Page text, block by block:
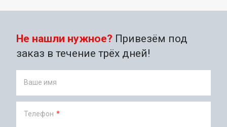
Не нашли нужное? Привезём под
заказ в течение трёх дней!
Ваше имя
Телефон *